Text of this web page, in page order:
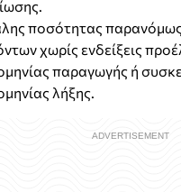
ποσότητας
χωρίς ενδείξεις
παραγωγής ή
λήξης.